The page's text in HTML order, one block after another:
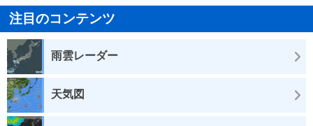
注目のコンテンツ
雨雲レーダー
天気図